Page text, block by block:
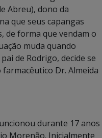
Abreu), dono da
que seus capangas
de forma que vendam o
muda quando
de Rodrigo, decide se
Dr. Almeida
durante 17 anos
Morenão. Inicialmente